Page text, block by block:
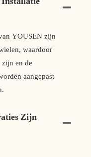
YOUSEN zijn
waardoor
en de
aangepast
Zijn